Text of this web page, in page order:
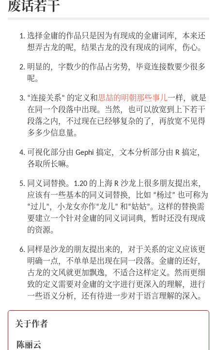
废话若干
选择金庸的作品只是因为有现成的金庸词库，本来还
想弄古龙的呢，结果古龙的没有现成的词库，伤心。
明显的，字数少的作品占劣势，毕竟连接数要少很多
呢。
“连接关系” 的定义和思喆的明朝那些事儿一样，就是
在同一个段落中出现。当然，也可以放宽到上下若干
段落之内，不过现在已经够复杂的了，再放宽不见得
多多少信息量。
可视化部分由 Gephi 搞定，文本分析部分由 R 搞定，
各取所长嘛。
同义词替换。1.20 的上海 R 沙龙上很多朋友提出来，
应该有一些基本的同义词替换，比如 “杨过” 也可称为
“过儿”，小龙女亦作“龙儿” 和“姑姑”。这样的替换需
要建立一个针对金庸的同义词词典，暂时还没有现成
的资源。
同样是沙龙的朋友提出来的，对于关系的定义应该更
明确一点，不单单是出现在同一段落。金庸的还好，
古龙的文风就更加飘逸，不适合这样定义。然而更细
致的定义需要对金庸的文字进行更深入的理解，进行
一些语义分析，还有待进一步对于语言理解的深入。
关于作者
陈丽云